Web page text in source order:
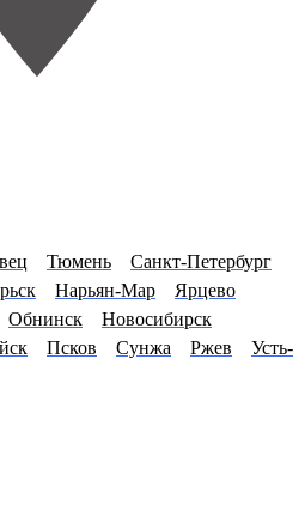
Тюмень
Санкт-Петербург
Нарьян-Мар
Ярцево
Обнинск
Новосибирск
Псков Сунжа Ржев
Усть-